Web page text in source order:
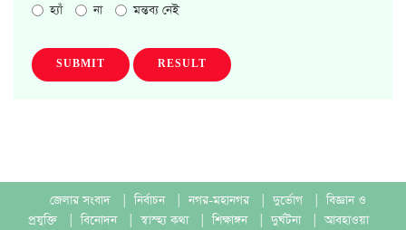
হ্যাঁ না মন্তব্য নেই
SUBMIT RESULT
জেলার সংবাদ নির্বাচন নগর-মহানগর দুর্ভোগ
বিজ্ঞান ও
প্রযুক্তি
বিনোদন স্বাস্হ্য কথা শিক্ষাঙ্গন দুর্ঘটনা
আবহাওয়া